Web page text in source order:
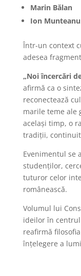
Marin Bălan
Ion Munteanu
Într-un context
adesea
„Noi încercări
afirmă ca o
reconectează
marile teme ale
același timp, o
tradiții,
Evenimentul se
studenților,
tuturor celor
românească.
Volumul lui
ideilor în
reafirmă
înțelegere a